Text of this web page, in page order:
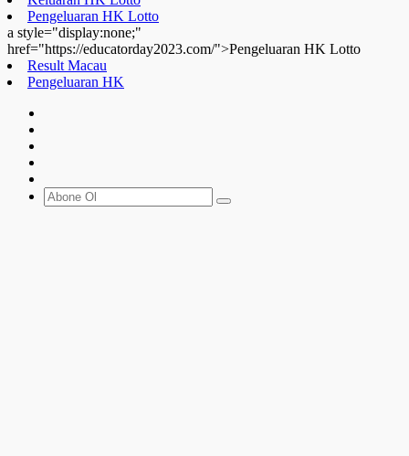
Pengeluaran HK Lotto
a style="display:none;"
href="https://educatorday2023.com/">Pengeluaran HK Lotto
Result Macau
Pengeluaran HK